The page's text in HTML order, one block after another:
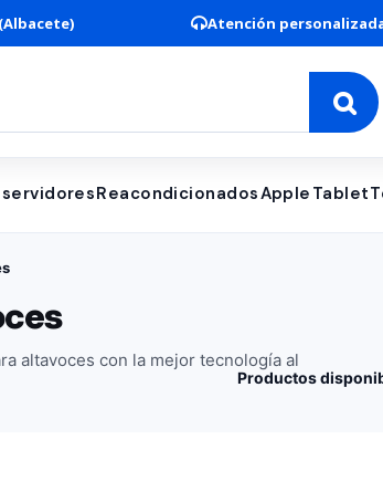
Atención
ReacondicionadosApple Tablet
altavoces con la mejor tecnología al
Productos